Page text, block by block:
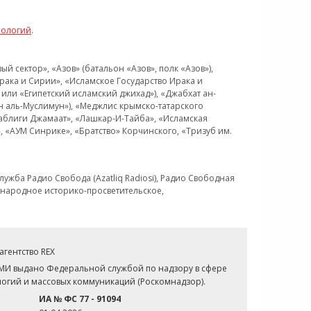
.
«Азов» (батальон «Азов», полк «Азов»),
и Сирии», «Исламское Государство Ирака и
«Египетский исламский джихад»), «Джабхат ан-
Муслимун»), «Меджлис крымско-татарского
Джамаат», «Лашкар-И-Тайба», «Исламская
Синрике», «Братство» Корчинского, «Тризуб им.
Радио Свобода (Azatliq Radiosi), Радио Свободная
историко-просветительское,
REX
выдано Федеральной службой по надзору в сфере
и массовых коммуникаций (Роскомнадзор).
ИА № ФС 77 - 91094